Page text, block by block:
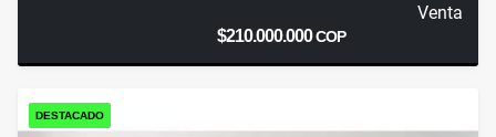
Venta
$210.000.000COP
DESTACADO